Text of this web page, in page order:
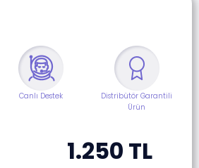
Canlı Destek
Distribütör Garantili
Ürün
1.250 TL